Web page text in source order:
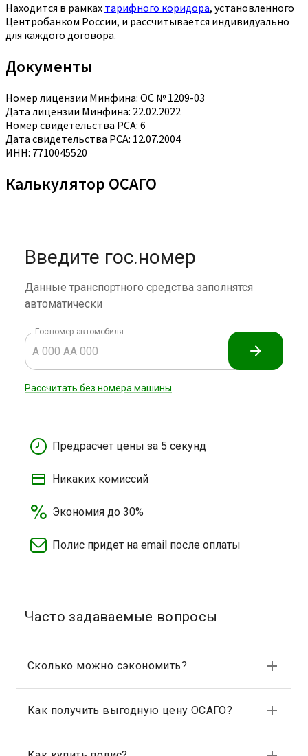
Находится в рамках тарифного коридора, установленного
Центробанком России, и рассчитывается индивидуально
для каждого договора.
Документы
Номер лицензии Минфина: ОС № 1209-03
Дата лицензии Минфина: 22.02.2022
Номер свидетельства РСА: 6
Дата свидетельства РСА: 12.07.2004
ИНН: 7710045520
Калькулятор ОСАГО